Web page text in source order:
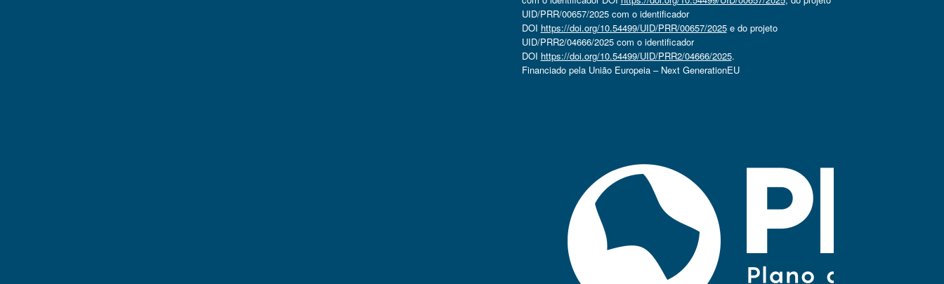
UID/PRR/00657/2025 com o identificador
DOI https://doi.org/10.54499/UID/PRR/00657/2025e do projeto
UID/PRR2/04666/2025 com o identificador
DOI https://doi.org/10.54499/UID/PRR2/04666/2025.
Financiado pela União Europeia – Next GenerationEU